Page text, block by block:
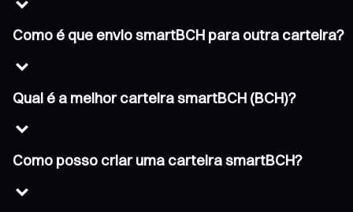
Como é que envio smartBCH para outra carteira?
Qual é a melhor carteira smartBCH (BCH)?
Como posso criar uma carteira smartBCH?